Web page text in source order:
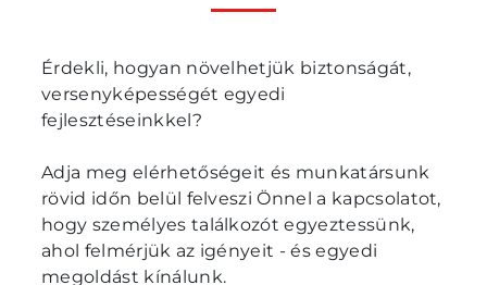
Érdekli, hogyan növelhetjük biztonságát,
versenyképességét egyedi
fejlesztéseinkkel?
Adja meg elérhetőségeit és munkatársunk
rövid időn belül felveszi Önnel a kapcsolatot,
hogy személyes találkozót egyeztessünk,
ahol felmérjük az igényeit - és egyedi
megoldást kínálunk.